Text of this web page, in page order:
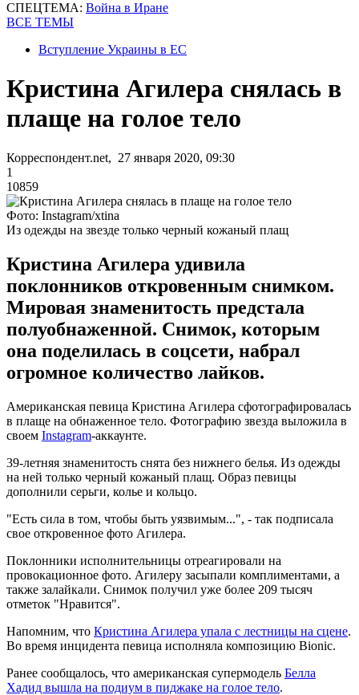
СПЕЦТЕМА: Война в Иране
ВСЕ ТЕМЫ
Вступление Украины в ЕС
Кристина Агилера снялась в
плаще на голое тело
Корреспондент.net, 27 января 2020, 09:30
1
10859
Фото: Instagram/xtina
Из одежды на звезде только черный кожаный плащ
Кристина Агилера удивила
поклонников откровенным снимком.
Мировая знаменитость предстала
полуобнаженной. Снимок, которым
она поделилась в соцсети, набрал
огромное количество лайков.
Американская певица Кристина Агилера сфотографировалась
в плаще на обнаженное тело. Фотографию звезда выложила в
своем Instagram-аккаунте.
39-летняя знаменитость снята без нижнего белья. Из одежды
на ней только черный кожаный плащ. Образ певицы
дополнили серьги, колье и кольцо.
"Есть сила в том, чтобы быть уязвимым...", - так подписала
свое откровенное фото Агилера.
Поклонники исполнительницы отреагировали на
провокационное фото. Агилеру засыпали комплиментами, а
также залайкали. Снимок получил уже более 209 тысяч
отметок "Нравится".
Напомним, что Кристина Агилера упала с лестницы на сцене.
Во время инцидента певица исполняла композицию Bionic.
Ранее сообщалось, что американская супермодель Белла
Хадид вышла на подиум в пиджаке на голое тело.